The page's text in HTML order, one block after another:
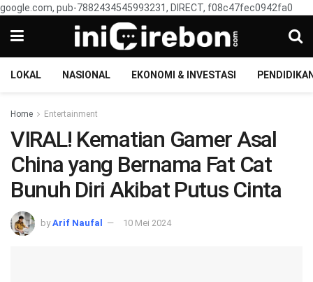
google.com, pub-7882434545993231, DIRECT, f08c47fec0942fa0
LOKAL NASIONAL EKONOMI & INVESTASI
Home Entertainment
VIRAL! Kematian Gamer Asal
China yang Bernama Fat Cat
Bunuh Diri Akibat Putus Cinta
by Arif Naufal 10 Mei 2024